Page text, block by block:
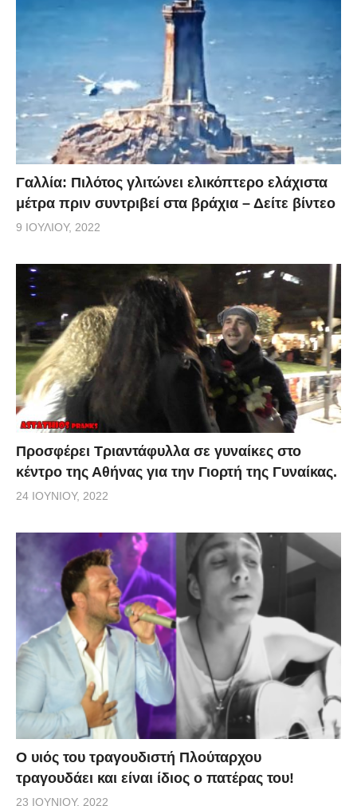
Γαλλία: Πιλότος γλιτώνει ελικόπτερο ελάχιστα
μέτρα πριν συντριβεί στα βράχια – Δείτε βίντεο
9 ΙΟΥΛΊΟΥ, 2022
Προσφέρει Τριαντάφυλλα σε γυναίκες στο
κέντρο της Αθήνας για την Γιορτή της Γυναίκας.
24 ΙΟΥΝΊΟΥ, 2022
O υιός του τραγουδιστή Πλούταρχου
τραγουδάει και είναι ίδιος ο πατέρας του!
23 ΙΟΥΝΊΟΥ, 2022